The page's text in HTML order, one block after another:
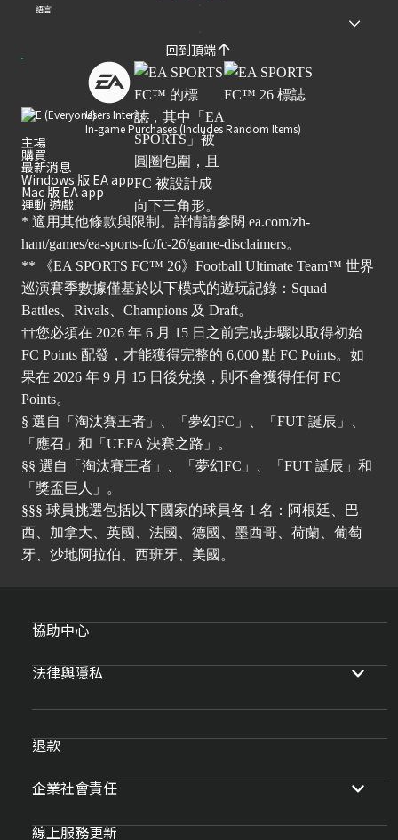
語言
回到頂端
Users Interact
In-game Purchases (Includes Random Items)
主場
購買
最新消息
Windows 版 EA app
Mac 版 EA app
運動 遊戲
* 適用其他條款與限制。詳情請參閱 ea.com/zh-
hant/games/ea-sports-fc/fc-26/game-disclaimers。
** 《EA SPORTS FC™ 26》Football Ultimate Team™ 世界
巡演賽季數據僅基於以下模式的遊玩記錄：Squad
Battles、Rivals、Champions 及 Draft。
††您必須在 2026 年 6 月 15 日之前完成步驟以取得初始
FC Points 配發，才能獲得完整的 6,000 點 FC Points。如
果在 2026 年 9 月 15 日後兌換，則不會獲得任何 FC
Points。
§ 選自「淘汰賽王者」、「夢幻FC」、「FUT 誕辰」、
「應召」和「UEFA 決賽之路」。
§§ 選自「淘汰賽王者」、「夢幻FC」、「FUT 誕辰」和
「獎盃巨人」。
§§§ 球員挑選包括以下國家的球員各 1 名：阿根廷、巴
西、加拿大、英國、法國、德國、墨西哥、荷蘭、葡萄
牙、沙地阿拉伯、西班牙、美國。
協助中心
法律與隱私
退款
企業社會責任
線上服務更新